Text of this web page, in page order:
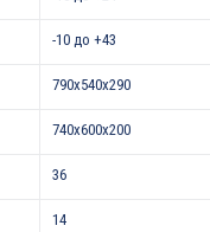
-10 до +43
790x540x290
740x600x200
36
14